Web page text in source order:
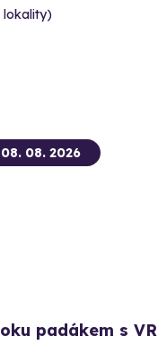
lokality)
08. 2026
padákem s VR